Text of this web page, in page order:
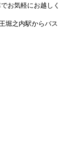
お気軽にお越しく
堀之内駅からバス